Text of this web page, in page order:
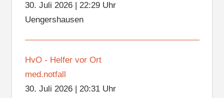
30. Juli 2026| 22:29 Uhr
Uengershausen
HvO - Helfer vor Ort
med.notfall
30. Juli 2026| 20:31 Uhr